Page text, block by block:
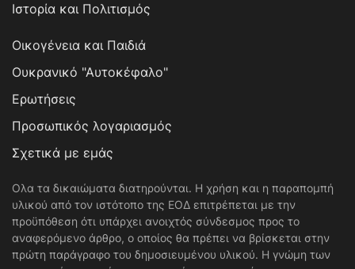
Ιστορία και Πολιτισμός
Οικογένεια και Παιδιά
Ουκρανικό "Αυτοκέφαλο"
Ερωτήσεις
Προσωπικός λογαριασμός
Σχετικά με εμάς
Ολα τα δικαιώματα διατηρούνται. Η χρήση και η παραπομπή
υλικού από τον ιστότοπο της ΕΟΔ επιτρέπεται με την
προϋπόθεση ότι υπάρχει ανοιχτός σύνδεσμος προς το
αναφερόμενο άρθρο, ο οποίος θα πρέπει να βρίσκεται στην
πρώτη παράγραφο του δημοσιευμένου υλικού. Η γνώμη των